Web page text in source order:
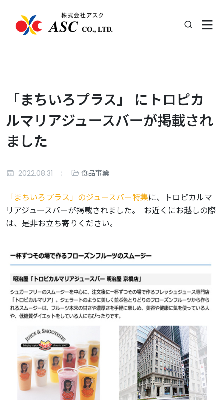
「まちいろプラス」 にトロピカ
ルマリアジュースバーが掲載され
ました
2022.08.31 食品事業
「まちいろプラス」のジュースバー特集に、トロピカルマ
リアジュースバーが掲載されました。 お近くにお越しの際
は、是非お立ち寄りください。